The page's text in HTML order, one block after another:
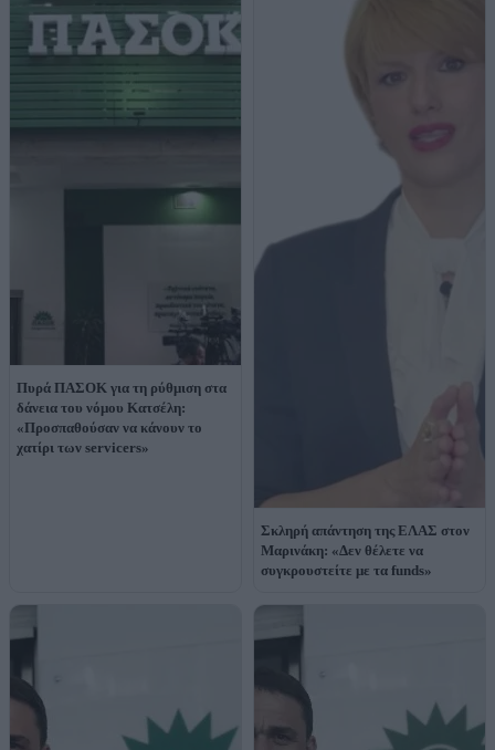
Πυρά ΠΑΣΟΚ για τη ρύθμιση στα
δάνεια του νόμου Κατσέλη:
«Προσπαθούσαν να κάνουν το
χατίρι των servicers»
Σκληρή απάντηση της ΕΛΑΣ στον
Μαρινάκη: «Δεν θέλετε να
συγκρουστείτε με τα funds»